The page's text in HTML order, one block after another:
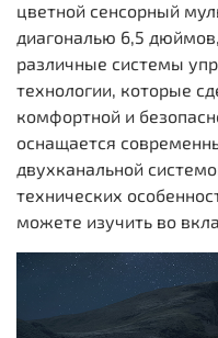
цветной сенсорный
диагональю 6,5
различные системы
технологии, которые
комфортной и
оснащается
двухканальной
технических
можете изучить во